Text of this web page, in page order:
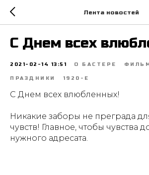
Лента новостей
С Днем всех
2021-02-14 13:51 О БАСТЕРЕ
ПРАЗДНИКИ 1920-Е
С Днем всех влюбленных!
Никакие заборы не преграда
чувств! Главное, чтобы чувства
нужного адресата.